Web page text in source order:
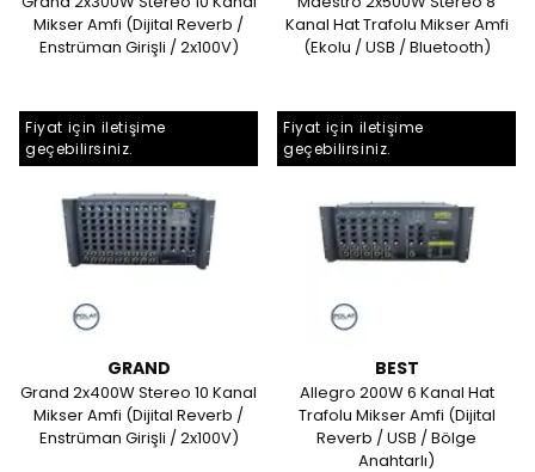
Mikser Amfi (Dijital Reverb /
Enstrüman Girişli / 2x100V)
Kanal Hat Trafolu Mikser Amfi
(Ekolu / USB / Bluetooth)
Fiyat için iletişime
geçebilirsiniz.
GRAND
Grand 2x400W Stereo 10 Kanal
Mikser Amfi (Dijital Reverb /
Enstrüman Girişli / 2x100V)
Fiyat için iletişime
geçebilirsiniz.
BEST
Allegro 200W 6 Kanal Hat
Trafolu Mikser Amfi (Dijital
Reverb / USB / Bölge
Anahtarlı)